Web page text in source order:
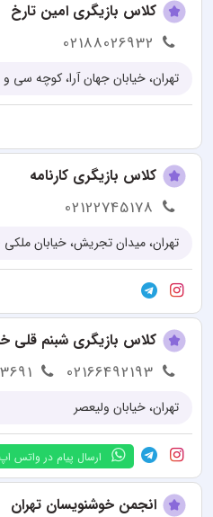
کلاس بازیگری امین تارخ
02188026932
تهران، خیابان جهان آرا، کوچه سی و
کلاس بازیگری کارنامه
02122745178
کلاس بازیگری شبنم قلی
02166492193
تهران، خیابان ولیعصر
ارسال پیام در واتس اپ
انجمن خوشنویسان تهران